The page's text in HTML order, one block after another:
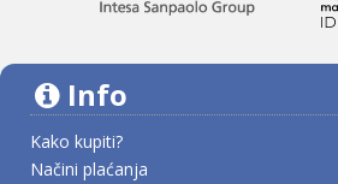
Info
Kako kupiti?
Načini plaćanja